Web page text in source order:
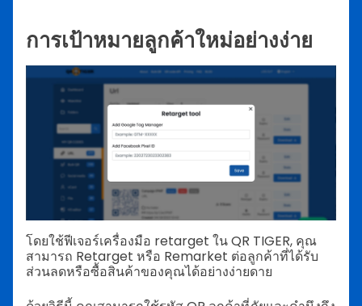
การเป้าหมายลูกค้าใหม่อย่างง่าย
โดยใช้ฟีเจอร์เครื่องมือ retarget ใน QR TIGER, คุณ
สามารถ Retarget หรือ Remarket ต่อลูกค้าที่ได้รับ
ส่วนลดหรือซื้อสินค้าของคุณได้อย่างง่ายดาย